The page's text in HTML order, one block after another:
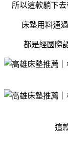
所以這款躺下
床墊用料通
都是經國際
這